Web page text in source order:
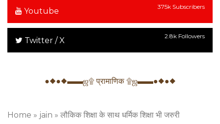
Youtube 375k Subscribers
Twitter / X 2.8k Followers
●◆●◆▬▬ஜ۩ प्रामाणिक ۩ஜ▬▬●◆●◆
Home » jain » लौकिक शिक्षा के साथ धर्मिक शिक्षा भी जरुरी